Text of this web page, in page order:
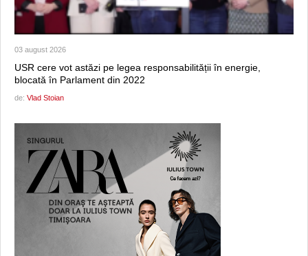
03 august 2026
USR cere vot astăzi pe legea responsabilității în energie,
blocată în Parlament din 2022
de: Vlad Stoian